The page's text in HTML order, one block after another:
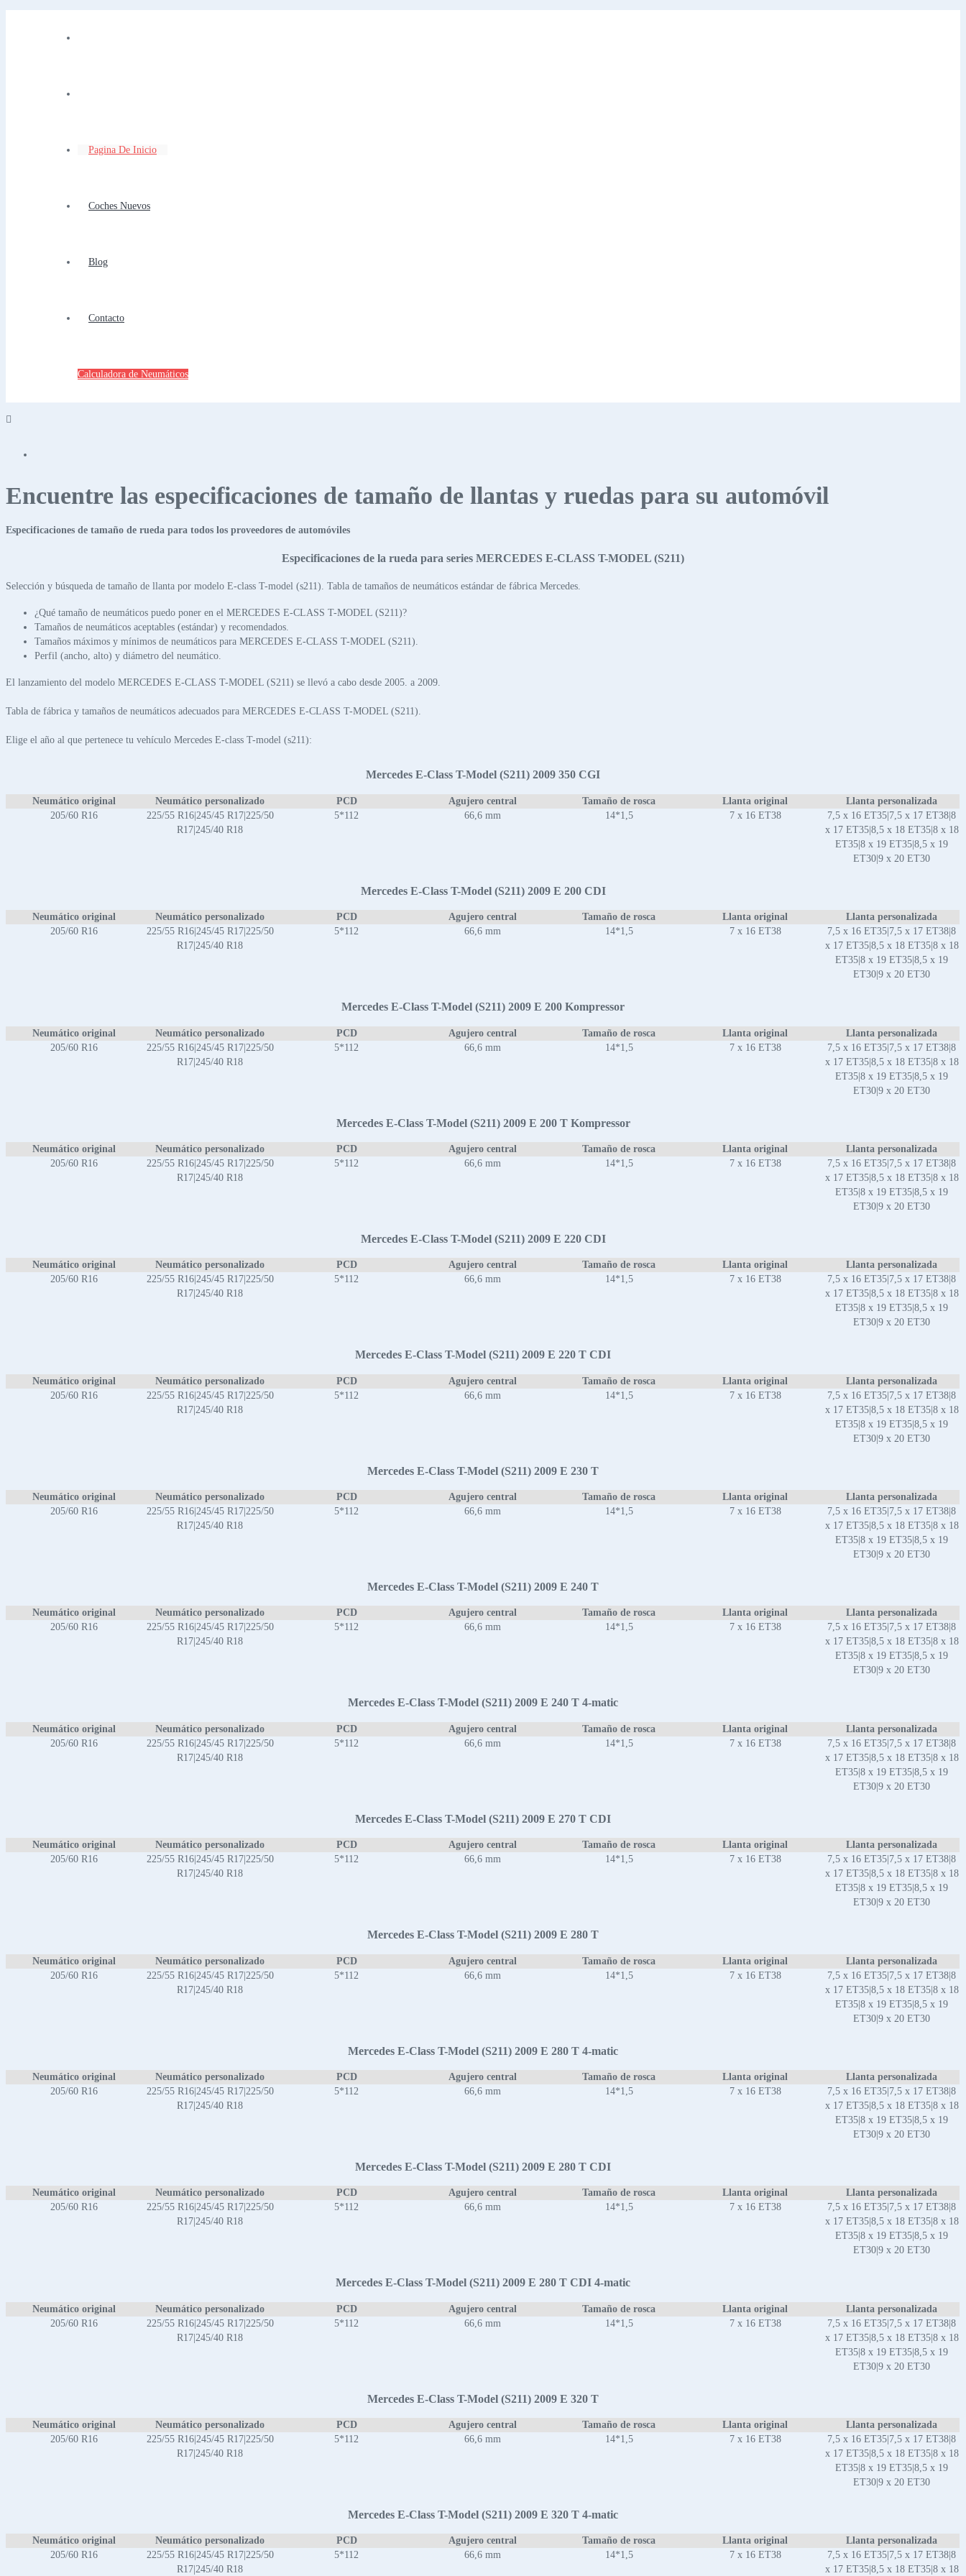
Pagina De Inicio
Coches Nuevos
Blog
Contacto
Calculadora de Neumáticos
Encuentre las especificaciones de tamaño de llantas y ruedas para su automóvil
Especificaciones de tamaño de rueda para todos los proveedores de automóviles
Especificaciones de la rueda para series MERCEDES E-CLASS T-MODEL (S211)
Selección y búsqueda de tamaño de llanta por modelo E-class T-model (s211). Tabla de tamaños de neumáticos estándar de fábrica Mercedes.
¿Qué tamaño de neumáticos puedo poner en el MERCEDES E-CLASS T-MODEL (S211)?
Tamaños de neumáticos aceptables (estándar) y recomendados.
Tamaños máximos y mínimos de neumáticos para MERCEDES E-CLASS T-MODEL (S211).
Perfil (ancho, alto) y diámetro del neumático.
El lanzamiento del modelo MERCEDES E-CLASS T-MODEL (S211) se llevó a cabo desde 2005. a 2009.
Tabla de fábrica y tamaños de neumáticos adecuados para MERCEDES E-CLASS T-MODEL (S211).
Elige el año al que pertenece tu vehículo Mercedes E-class T-model (s211):
Mercedes E-Class T-Model (S211) 2009 350 CGI
Neumático original Neumático personalizado PCD Agujero central Tamaño de rosca Llanta original
Llanta personalizada
205/60 R16
225/55 R16|245/45 R17|225/50
R17|245/40 R18
5*112 66,6 mm 14*1,5 7 x 16 ET38
7,5 x 16 ET35|7,5 x 17 ET38|8
x 17 ET35|8,5 x 18 ET35|8 x 18
ET35|8 x 19 ET35|8,5 x 19
ET30|9 x 20 ET30
Mercedes E-Class T-Model (S211) 2009 E 200 CDI
Neumático original Neumático personalizado PCD Agujero central Tamaño de rosca Llanta original
Llanta personalizada
205/60 R16
225/55 R16|245/45 R17|225/50
R17|245/40 R18
5*112 66,6 mm 14*1,5 7 x 16 ET38
7,5 x 16 ET35|7,5 x 17 ET38|8
x 17 ET35|8,5 x 18 ET35|8 x 18
ET35|8 x 19 ET35|8,5 x 19
ET30|9 x 20 ET30
Mercedes E-Class T-Model (S211) 2009 E 200 Kompressor
Neumático original Neumático personalizado PCD Agujero central Tamaño de rosca Llanta original
Llanta personalizada
205/60 R16
225/55 R16|245/45 R17|225/50
R17|245/40 R18
5*112 66,6 mm 14*1,5 7 x 16 ET38
7,5 x 16 ET35|7,5 x 17 ET38|8
x 17 ET35|8,5 x 18 ET35|8 x 18
ET35|8 x 19 ET35|8,5 x 19
ET30|9 x 20 ET30
Mercedes E-Class T-Model (S211) 2009 E 200 T Kompressor
Neumático original Neumático personalizado PCD Agujero central Tamaño de rosca Llanta original
Llanta personalizada
205/60 R16
225/55 R16|245/45 R17|225/50
R17|245/40 R18
5*112 66,6 mm 14*1,5 7 x 16 ET38
7,5 x 16 ET35|7,5 x 17 ET38|8
x 17 ET35|8,5 x 18 ET35|8 x 18
ET35|8 x 19 ET35|8,5 x 19
ET30|9 x 20 ET30
Mercedes E-Class T-Model (S211) 2009 E 220 CDI
Neumático original Neumático personalizado PCD Agujero central Tamaño de rosca Llanta original
Llanta personalizada
205/60 R16
225/55 R16|245/45 R17|225/50
R17|245/40 R18
5*112 66,6 mm 14*1,5 7 x 16 ET38
7,5 x 16 ET35|7,5 x 17 ET38|8
x 17 ET35|8,5 x 18 ET35|8 x 18
ET35|8 x 19 ET35|8,5 x 19
ET30|9 x 20 ET30
Mercedes E-Class T-Model (S211) 2009 E 220 T CDI
Neumático original Neumático personalizado PCD Agujero central Tamaño de rosca Llanta original
Llanta personalizada
205/60 R16
225/55 R16|245/45 R17|225/50
R17|245/40 R18
5*112 66,6 mm 14*1,5 7 x 16 ET38
7,5 x 16 ET35|7,5 x 17 ET38|8
x 17 ET35|8,5 x 18 ET35|8 x 18
ET35|8 x 19 ET35|8,5 x 19
ET30|9 x 20 ET30
Mercedes E-Class T-Model (S211) 2009 E 230 T
Neumático original Neumático personalizado PCD Agujero central Tamaño de rosca Llanta original
Llanta personalizada
205/60 R16
225/55 R16|245/45 R17|225/50
R17|245/40 R18
5*112 66,6 mm 14*1,5 7 x 16 ET38
7,5 x 16 ET35|7,5 x 17 ET38|8
x 17 ET35|8,5 x 18 ET35|8 x 18
ET35|8 x 19 ET35|8,5 x 19
ET30|9 x 20 ET30
Mercedes E-Class T-Model (S211) 2009 E 240 T
Neumático original Neumático personalizado PCD Agujero central Tamaño de rosca Llanta original
Llanta personalizada
205/60 R16
225/55 R16|245/45 R17|225/50
R17|245/40 R18
5*112 66,6 mm 14*1,5 7 x 16 ET38
7,5 x 16 ET35|7,5 x 17 ET38|8
x 17 ET35|8,5 x 18 ET35|8 x 18
ET35|8 x 19 ET35|8,5 x 19
ET30|9 x 20 ET30
Mercedes E-Class T-Model (S211) 2009 E 240 T 4-matic
Neumático original Neumático personalizado PCD Agujero central Tamaño de rosca Llanta original
Llanta personalizada
205/60 R16
225/55 R16|245/45 R17|225/50
R17|245/40 R18
5*112 66,6 mm 14*1,5 7 x 16 ET38
7,5 x 16 ET35|7,5 x 17 ET38|8
x 17 ET35|8,5 x 18 ET35|8 x 18
ET35|8 x 19 ET35|8,5 x 19
ET30|9 x 20 ET30
Mercedes E-Class T-Model (S211) 2009 E 270 T CDI
Neumático original Neumático personalizado PCD Agujero central Tamaño de rosca Llanta original
Llanta personalizada
205/60 R16
225/55 R16|245/45 R17|225/50
R17|245/40 R18
5*112 66,6 mm 14*1,5 7 x 16 ET38
7,5 x 16 ET35|7,5 x 17 ET38|8
x 17 ET35|8,5 x 18 ET35|8 x 18
ET35|8 x 19 ET35|8,5 x 19
ET30|9 x 20 ET30
Mercedes E-Class T-Model (S211) 2009 E 280 T
Neumático original Neumático personalizado PCD Agujero central Tamaño de rosca Llanta original
Llanta personalizada
205/60 R16
225/55 R16|245/45 R17|225/50
R17|245/40 R18
5*112 66,6 mm 14*1,5 7 x 16 ET38
7,5 x 16 ET35|7,5 x 17 ET38|8
x 17 ET35|8,5 x 18 ET35|8 x 18
ET35|8 x 19 ET35|8,5 x 19
ET30|9 x 20 ET30
Mercedes E-Class T-Model (S211) 2009 E 280 T 4-matic
Neumático original Neumático personalizado PCD Agujero central Tamaño de rosca Llanta original
Llanta personalizada
205/60 R16
225/55 R16|245/45 R17|225/50
R17|245/40 R18
5*112 66,6 mm 14*1,5 7 x 16 ET38
7,5 x 16 ET35|7,5 x 17 ET38|8
x 17 ET35|8,5 x 18 ET35|8 x 18
ET35|8 x 19 ET35|8,5 x 19
ET30|9 x 20 ET30
Mercedes E-Class T-Model (S211) 2009 E 280 T CDI
Neumático original Neumático personalizado PCD Agujero central Tamaño de rosca Llanta original
Llanta personalizada
205/60 R16
225/55 R16|245/45 R17|225/50
R17|245/40 R18
5*112 66,6 mm 14*1,5 7 x 16 ET38
7,5 x 16 ET35|7,5 x 17 ET38|8
x 17 ET35|8,5 x 18 ET35|8 x 18
ET35|8 x 19 ET35|8,5 x 19
ET30|9 x 20 ET30
Mercedes E-Class T-Model (S211) 2009 E 280 T CDI 4-matic
Neumático original Neumático personalizado PCD Agujero central Tamaño de rosca Llanta original
Llanta personalizada
205/60 R16
225/55 R16|245/45 R17|225/50
R17|245/40 R18
5*112 66,6 mm 14*1,5 7 x 16 ET38
7,5 x 16 ET35|7,5 x 17 ET38|8
x 17 ET35|8,5 x 18 ET35|8 x 18
ET35|8 x 19 ET35|8,5 x 19
ET30|9 x 20 ET30
Mercedes E-Class T-Model (S211) 2009 E 320 T
Neumático original Neumático personalizado PCD Agujero central Tamaño de rosca Llanta original
Llanta personalizada
205/60 R16
225/55 R16|245/45 R17|225/50
R17|245/40 R18
5*112 66,6 mm 14*1,5 7 x 16 ET38
7,5 x 16 ET35|7,5 x 17 ET38|8
x 17 ET35|8,5 x 18 ET35|8 x 18
ET35|8 x 19 ET35|8,5 x 19
ET30|9 x 20 ET30
Mercedes E-Class T-Model (S211) 2009 E 320 T 4-matic
Neumático original Neumático personalizado PCD Agujero central Tamaño de rosca Llanta original
Llanta personalizada
205/60 R16
225/55 R16|245/45 R17|225/50
R17|245/40 R18
5*112 66,6 mm 14*1,5 7 x 16 ET38
7,5 x 16 ET35|7,5 x 17 ET38|8
x 17 ET35|8,5 x 18 ET35|8 x 18